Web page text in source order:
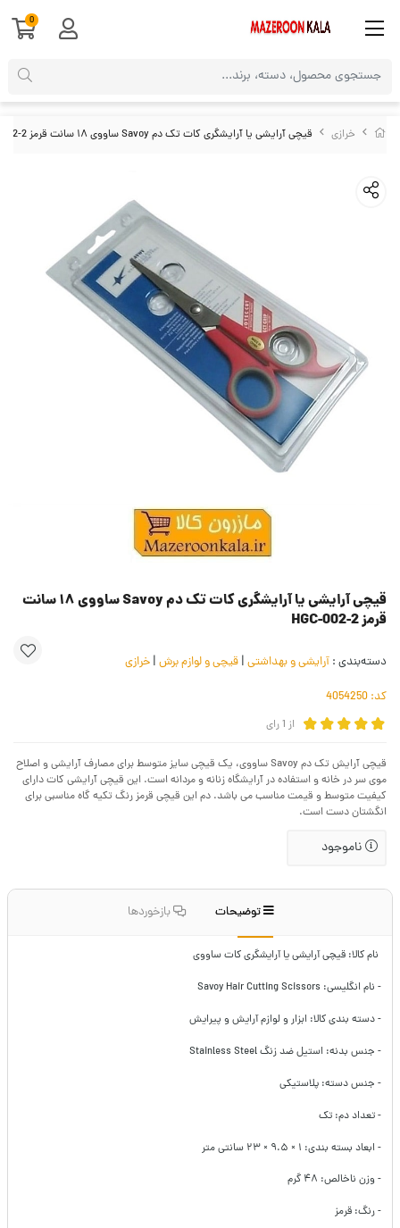
خرازی قیچی آرایشی یا آرایشگری کات تک دم Savoy ساووی ۱۸ سانت قرمز HGC-002-2
قیچی آرایشی یا آرایشگری کات تک دم Savoy ساووی ۱۸ سانت
قرمز HGC-002-2
دسته‌بندی : آرایشی و بهداشتی | قیچی و لوازم برش | خرازی
کد:
از 1رای
قیچی آرایش تک دم Savoy ساووی، یک قیچی سایز متوسط برای مصارف آرایشی و اصلاح
موی سر در خانه و استفاده در آرایشگاه زنانه و مردانه است. این قیچی آرایشی کات دارای
کیفیت متوسط و قیمت مناسب می باشد. دم این قیچی قرمز رنگ تکیه گاه مناسبی برای
انگشتان دست است.
ناموجود
توضیحات بازخوردها
نام کالا: قیچی آرایشی یا آرایشگری کات ساووی
- نام انگلیسی: Savoy Hair Cutting Scissors
- دسته بندی کالا: ابزار و لوازم آرایش و پیرایش
- جنس بدنه: استیل ضد زنگ Stainless Steel
- جنس دسته: پلاستیکی
- تعداد دم: تک
- ابعاد بسته بندی: ۱ × ۹.۵ × ۲۳ سانتی متر
- وزن ناخالص: ۴۸ گرم
- رنگ: قرمز
0